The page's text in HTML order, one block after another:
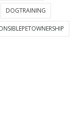
DOGTRAINING